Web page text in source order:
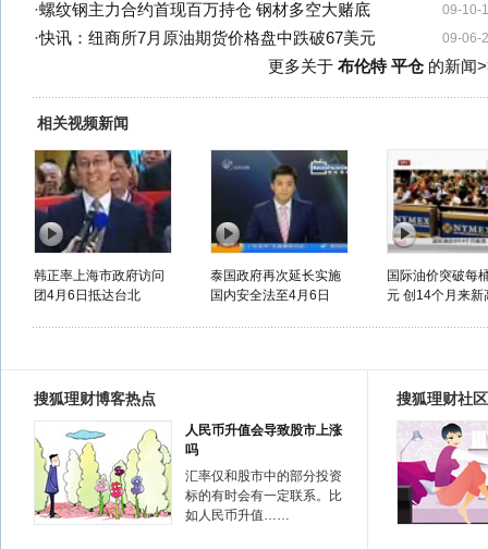
09-10-
·螺纹钢主力合约首现百万持仓 钢材多空大赌底
09-06-
·快讯：纽商所7月原油期货价格盘中跌破67美元
更多关于 布伦特 平仓的新闻
相关视频新闻
韩正率上海市政府访问
团4月6日抵达台北
泰国政府再次延长实施
国内安全法至4月6日
国际油价突破每
元 创14个月来新
搜狐理财博客热点
人民币升值会导致股市上涨
吗
汇率仅和股市中的部分投资
标的有时会有一定联系。比
如人民币升值……
搜狐理财社